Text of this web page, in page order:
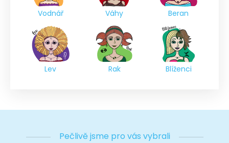
Vodnář Váhy Beran
Lev Rak Blíženci
Pečlivě jsme pro vás vybrali